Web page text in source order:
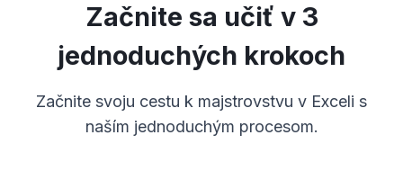
Začnite sa učiť v 3
jednoduchých krokoch
Začnite svoju cestu k majstrovstvu v Exceli s
naším jednoduchým procesom.